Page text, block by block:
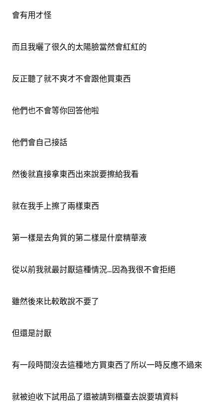
會有用才怪
而且我曬了很久的太陽臉當然會紅紅的
反正聽了就不爽才不會跟他買東西
他們也不會等你回答他啦
他們會自己接話
然後就直接拿東西出來說要擦給我看
就在我手上擦了兩樣東西
第一樣是去角質的第二樣是什麼精華液
從以前我就最討厭這種情況...因為我很不會拒絕
雖然後來比較敢說不要了
但還是討厭
有一段時間沒去這種地方買東西了所以一時反應不過來
就被迫收下試用品了還被請到櫃臺去說要填資料